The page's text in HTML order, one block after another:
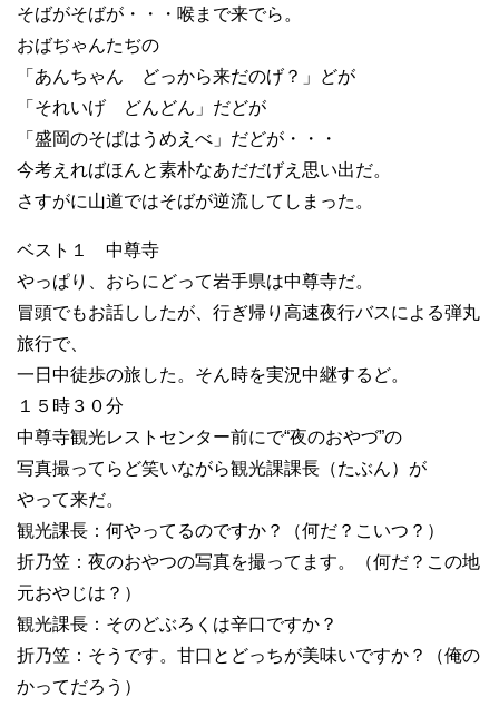
そばがそばが・・・喉まで来でら。
おばぢゃんたぢの
「あんちゃん どっから来だのげ？」どが
「それいげ どんどん」だどが
「盛岡のそばはうめえべ」だどが・・・
今考えればほんと素朴なあだだげえ思い出だ。
さすがに山道ではそばが逆流してしまった。
ベスト１ 中尊寺
やっぱり、おらにどって岩手県は中尊寺だ。
冒頭でもお話ししたが、行ぎ帰り高速夜行バスによる弾丸
旅行で、
一日中徒歩の旅した。そん時を実況中継するど。
１５時３０分
中尊寺観光レストセンター前にで“夜のおやづ”の
写真撮ってらど笑いながら観光課課長（たぶん）が
やって来だ。
観光課長：何やってるのですか？（何だ？こいつ？）
折乃笠：夜のおやつの写真を撮ってます。（何だ？この地
元おやじは？）
観光課長：そのどぶろくは辛口ですか？
折乃笠：そうです。甘口とどっちが美味いですか？（俺の
かってだろう）